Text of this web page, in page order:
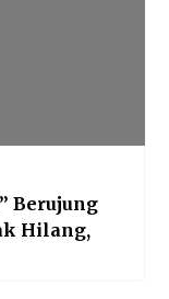
Berujung
Hilang,